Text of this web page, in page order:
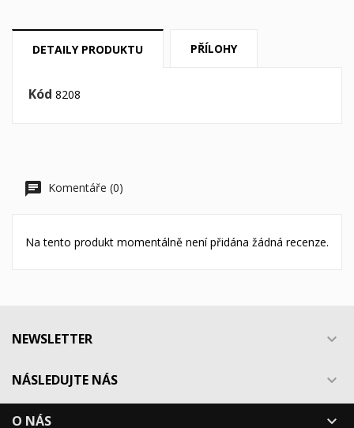
DETAILY PRODUKTU PŘÍLOHY
Kód 8208
Komentáře (0)
Na tento produkt momentálně není přidána žádná recenze.
NEWSLETTER 
NÁSLEDUJTE NÁS 
O NÁS 